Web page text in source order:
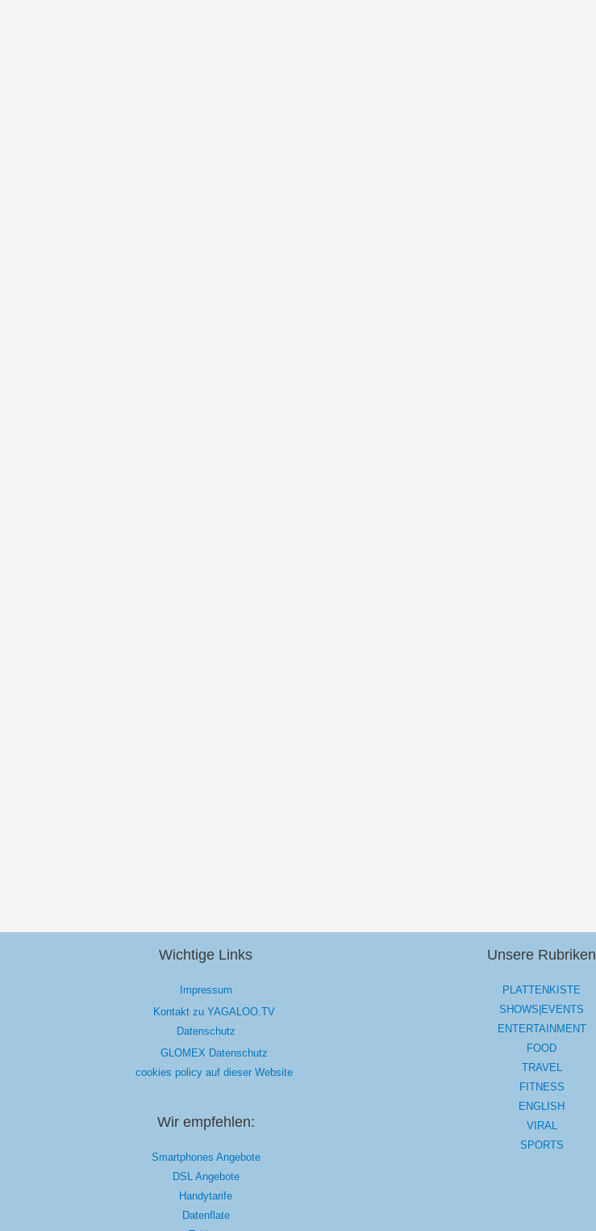
Wichtige Links
Impressum
Kontakt zu YAGALOO.TV
Datenschutz
GLOMEX Datenschutz
cookies policy auf dieser Website
Wir empfehlen:
Smartphones Angebote
DSL Angebote
Handytarife
Datenflate
Unsere Rubriken
PLATTENKISTE
SHOWS|EVENTS
ENTERTAINMENT
FOOD
TRAVEL
FITNESS
ENGLISH
VIRAL
SPORTS